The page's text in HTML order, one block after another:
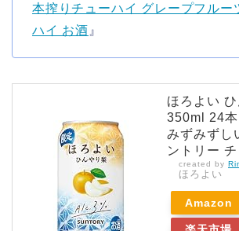
本搾りチューハイ グレープフルー
ハイ お酒 』
ほろよい
350ml 24本
みずみずし
ントリー
created by
ほろよい
Amazon